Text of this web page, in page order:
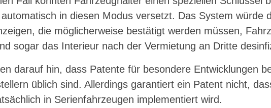
in diesen Modus versetzt. Das System würde
die möglicherweise bestätigt werden müssen,
sogar das Interieur nach der Vermietung an Dritte
darauf hin, dass Patente für besondere Entwicklungen
üblich sind. Allerdings garantiert ein Patent nicht,
in Serienfahrzeugen implementiert wird.